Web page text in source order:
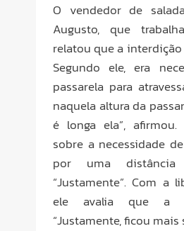
O vendedor de
Augusto, que
relatou que a
Segundo ele, era
passarela para
naquela altura da
é longa ela”,
sobre a necessidade
por uma distância
“Justamente”. Com a
ele avalia que a
“Justamente, ficou mais